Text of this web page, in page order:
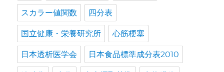
スカラー値関数 四分表
国立健康・栄養研究所 心筋梗塞
日本透析医学会 日本食品標準成分表2010